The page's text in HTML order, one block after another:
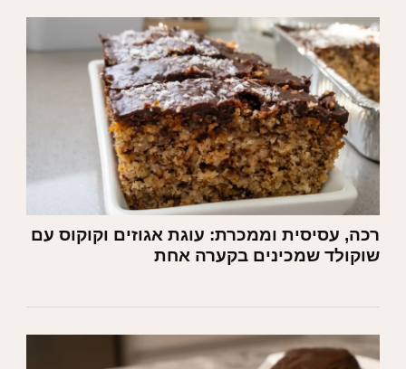
רכה, עסיסית וממכרת: עוגת אגוזים וקוקוס עם
שוקולד שמכינים בקערה אחת